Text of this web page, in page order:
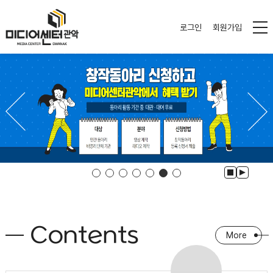
로그인 회원가입
Contents More